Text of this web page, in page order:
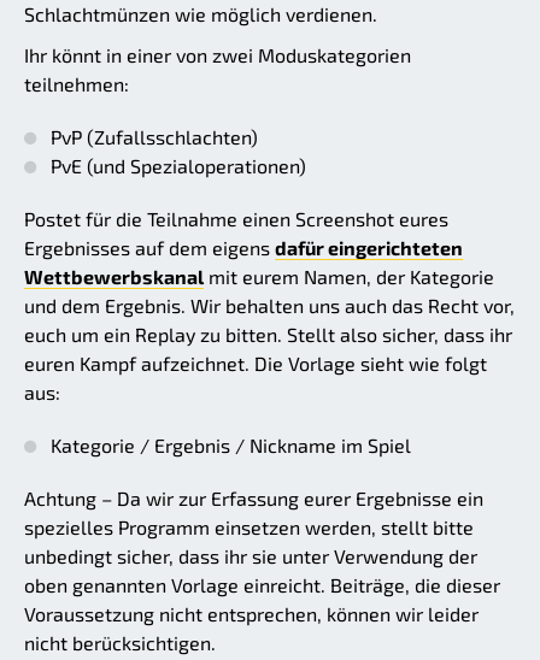
Schlachtmünzen wie möglich verdienen.
Ihr könnt in einer von zwei Moduskategorien
teilnehmen:
PvP (Zufallsschlachten)
PvE (und Spezialoperationen)
Postet für die Teilnahme einen Screenshot eures
Ergebnisses auf dem eigens dafür eingerichteten
Wettbewerbskanal mit eurem Namen, der Kategorie
und dem Ergebnis. Wir behalten uns auch das Recht vor,
euch um ein Replay zu bitten. Stellt also sicher, dass ihr
euren Kampf aufzeichnet. Die Vorlage sieht wie folgt
aus:
Kategorie / Ergebnis / Nickname im Spiel
Achtung – Da wir zur Erfassung eurer Ergebnisse ein
spezielles Programm einsetzen werden, stellt bitte
unbedingt sicher, dass ihr sie unter Verwendung der
oben genannten Vorlage einreicht. Beiträge, die dieser
Voraussetzung nicht entsprechen, können wir leider
nicht berücksichtigen.